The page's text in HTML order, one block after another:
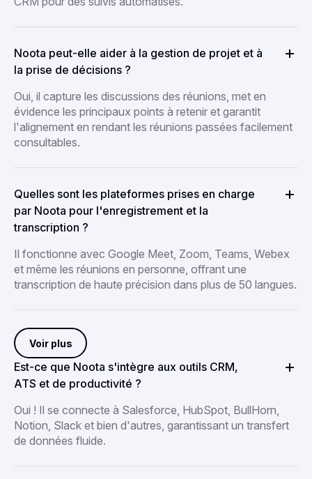
Noota peut-elle aider à la gestion de projet et à
la prise de décisions ?
Oui, il capture les discussions des réunions, met en
évidence les principaux points à retenir et garantit
l'alignement en rendant les réunions passées facilement
consultables.
Quelles sont les plateformes prises en charge
par Noota pour l'enregistrement et la
transcription ?
Il fonctionne avec Google Meet, Zoom, Teams, Webex
et même les réunions en personne, offrant une
transcription de haute précision dans plus de 50 langues.
Voir plus
Est-ce que Noota s'intègre aux outils CRM,
ATS et de productivité ?
Oui ! Il se connecte à Salesforce, HubSpot, BullHorn,
Notion, Slack et bien d'autres, garantissant un transfert
de données fluide.